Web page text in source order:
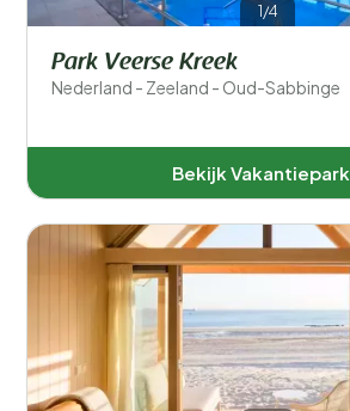
Voor kinderen
Eten en drinken
Sport en recreatie
Zwemmen
Wellness
Ligging
1/4
Park Veerse Kreek
Nederland - Zeeland - Oud-Sabbinge
Bekijk Vakantiepark